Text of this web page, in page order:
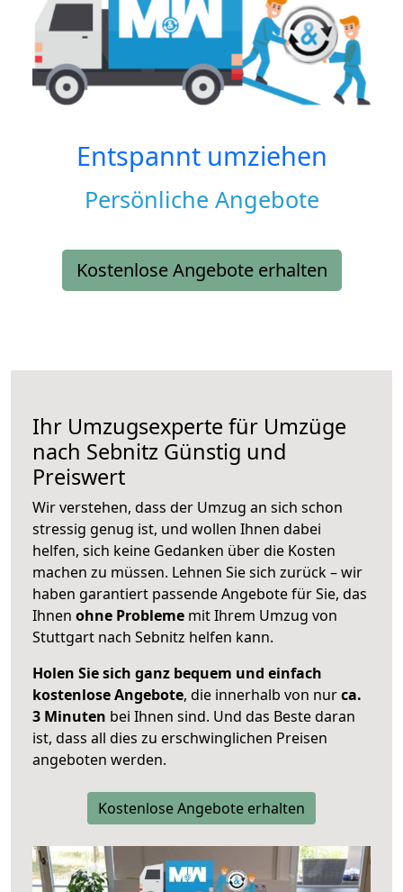
Entspannt umziehen
Persönliche Angebote
Kostenlose Angebote erhalten
Ihr Umzugsexperte für Umzüge
nach Sebnitz Günstig und
Preiswert
Wir verstehen, dass der Umzug an sich schon
stressig genug ist, und wollen Ihnen dabei
helfen, sich keine Gedanken über die Kosten
machen zu müssen. Lehnen Sie sich zurück – wir
haben garantiert passende Angebote für Sie, das
Ihnen ohne Probleme mit Ihrem Umzug von
Stuttgart nach Sebnitz helfen kann.
Holen Sie sich ganz bequem und einfach
kostenlose Angebote, die innerhalb von nurca.
3 Minuten bei Ihnen sind. Und das Beste daran
ist, dass all dies zu erschwinglichen Preisen
angeboten werden.
Kostenlose Angebote erhalten